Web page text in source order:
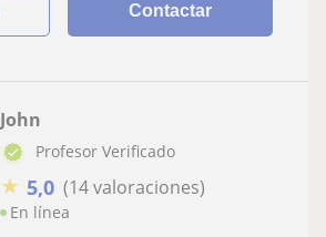
Contactar
John
Profesor Verificado
★ 5,0 (14 valoraciones)
En línea